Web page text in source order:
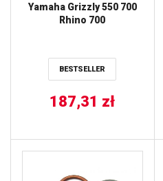
Yamaha Grizzly 550 700
Rhino 700
BESTSELLER
187,31 zł